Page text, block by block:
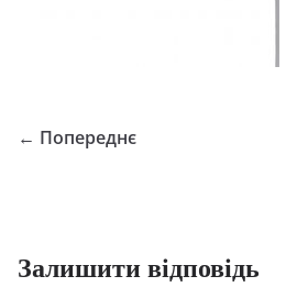
← Попереднє
Залишити відповідь